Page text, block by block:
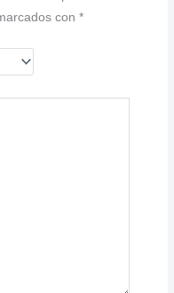
con*